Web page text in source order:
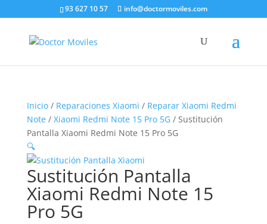
93 627 10 57 info@doctormoviles.com
Inicio/ Reparaciones Xiaomi / Reparar Xiaomi Redmi
Note/ Xiaomi Redmi Note 15 Pro 5G/ Sustitución
Pantalla Xiaomi Redmi Note 15 Pro 5G
🔍
Sustitución Pantalla
Xiaomi Redmi Note 15
Pro 5G